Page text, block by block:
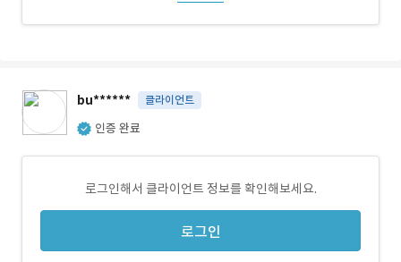
bu****** 클라이언트
인증 완료
로그인해서 클라이언트 정보를 확인해보세요.
로그인